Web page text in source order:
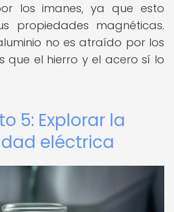
los imanes, ya que esto
propiedades magnéticas.
no es atraído por los
que el hierro y el acero sí lo
5: Explorar la
eléctrica